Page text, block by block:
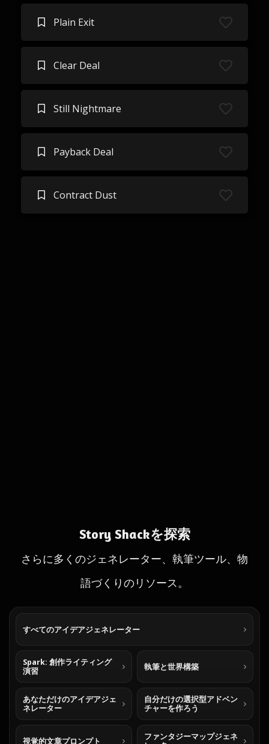
Plain Exit
Clear Deal
Still Nightmare
Payback Deal
Contract Dust
Story Shackを探索
さらに多くのジェネレーター、執筆ツール、物
語づくりのリソース。
すべてのアイデアジェネレーター
Spark: 創作ライティング
演習
執筆と世界構築
あなただけのアイデアジェ
ネレーター
自分だけの選択型アドベン
チャーを作ろう
視覚的文章プロンプト
ファンタジーマップジェネ